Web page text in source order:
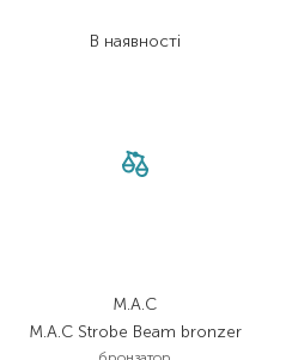
В наявності
M.A.C
M.A.C Strobe Beam bronzer